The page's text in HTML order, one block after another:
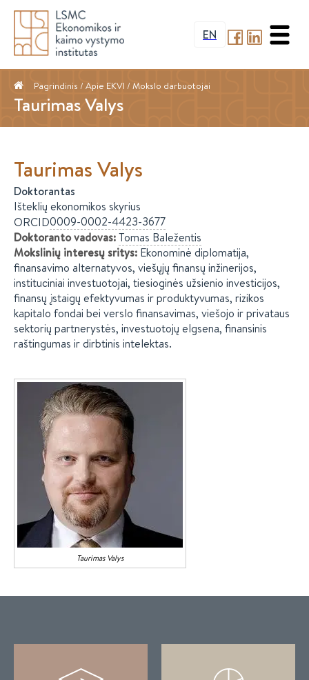
EN
Pagrindinis / Apie EKVI / Mokslo darbuotojai
Taurimas Valys
Taurimas Valys
TaurimasValys
Doktorantas
Išteklių ekonomikos skyrius
ORCID0009-0002-4423-3677
Doktoranto vadovas:Tomas Baležentis
Mokslinių interesų sritys: Ekonominė diplomatija,
finansavimo alternatyvos, viešųjų finansų inžinerijos,
instituciniai investuotojai, tiesioginės užsienio investicijos,
finansų įstaigų efektyvumas ir produktyvumas, rizikos
kapitalo fondai bei verslo finansavimas, viešojo ir privataus
sektorių partnerystės, investuotojų elgsena, finansinis
raštingumas ir dirbtinis intelektas.